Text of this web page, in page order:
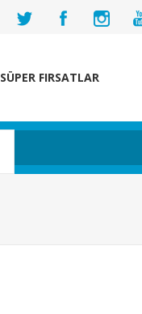
SÜPER FIRSATLAR